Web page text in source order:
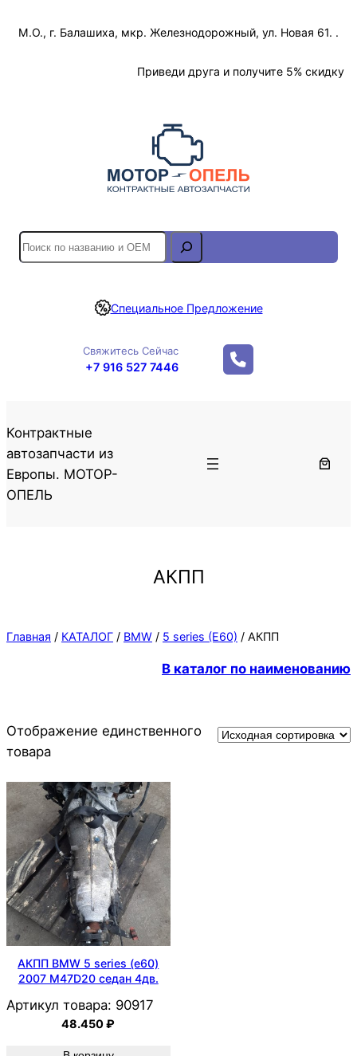
М.О., г. Балашиха, мкр. Железнодорожный, ул. Новая 61. .
Приведи друга и получите 5% скидку
S
e
r
Специальное Предложение
Свяжитесь Сейчас
+7 916 527 7446
Контрактные
автозапчасти из
Европы. МОТОР-
ОПЕЛЬ
АКПП
Главная / КАТАЛОГ / BMW / 5 series (E60) / АКПП
В каталог по наименованию
Отображение единственного
товара
АКПП BMW 5 series (e60)
2007 M47D20 седан 4дв.
Артикул товара: 90917
48.450₽